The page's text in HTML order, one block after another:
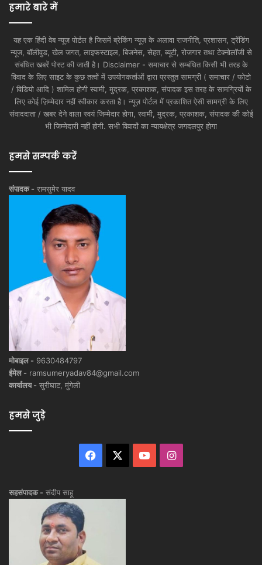
हमारे बारे में
यह एक हिंदी वेब न्यूज़ पोर्टल है जिसमें ब्रेकिंग न्यूज़ के अलावा राजनीति, प्रशासन, ट्रेंडिंग
न्यूज, बॉलीवुड, खेल जगत, लाइफस्टाइल, बिजनेस, सेहत, ब्यूटी, रोजगार तथा टेक्नोलॉजी से
संबंधित खबरें पोस्ट की जाती है। Disclaimer - समाचार से सम्बंधित किसी भी तरह के
विवाद के लिए साइट के कुछ तत्वों में उपयोगकर्ताओं द्वारा प्रस्तुत सामग्री ( समाचार / फोटो
/ विडियो आदि ) शामिल होगी स्वामी, मुद्रक, प्रकाशक, संपादक इस तरह के सामग्रियों के
लिए कोई ज़िम्मेदार नहीं स्वीकार करता है। न्यूज़ पोर्टल में प्रकाशित ऐसी सामग्री के लिए
संवाददाता / खबर देने वाला स्वयं जिम्मेदार होगा, स्वामी, मुद्रक, प्रकाशक, संपादक की कोई
भी जिम्मेदारी नहीं होगी. सभी विवादों का न्यायक्षेत्र जगदलपुर होगा
हमसे सम्पर्क करें
संपादक - रामसुमेर यादव
मोबाइल - 9630484797
ईमेल - ramsumeryadav84@gmail.com
कार्यालय - सुरीघाट, मुंगेली
हमसे जुड़े
Facebook YouTubeInstagram
सहसंपादक - संदीप साहू